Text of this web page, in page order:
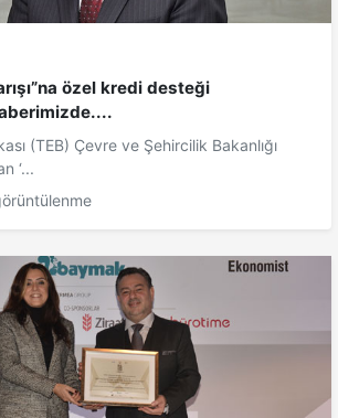
özel kredi desteği
(TEB) Çevre ve Şehircilik Bakanlığı
‘...